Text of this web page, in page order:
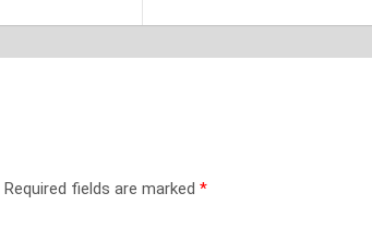
Required fields are marked *